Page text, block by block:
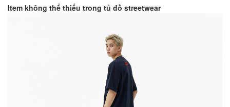
Item không thể thiếu trong tủ đồ streetwear